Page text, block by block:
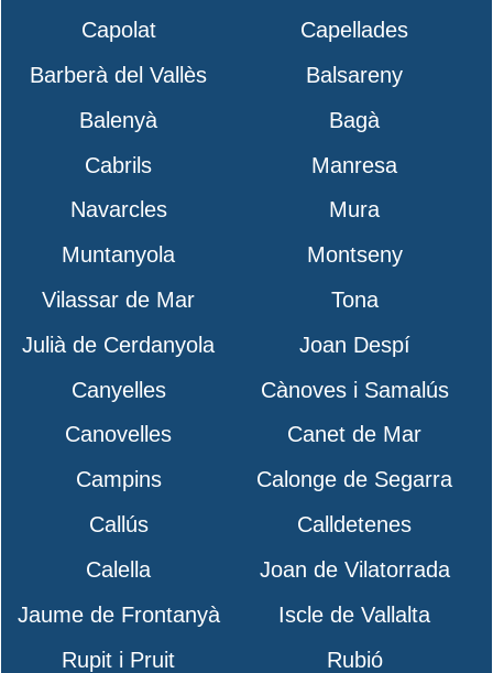
Capolat
Capellades
Barberà del Vallès
Balsareny
Balenyà
Bagà
Cabrils
Manresa
Navarcles
Mura
Muntanyola
Montseny
Vilassar de Mar
Tona
Julià de Cerdanyola
Joan Despí
Canyelles
Cànoves i Samalús
Canovelles
Canet de Mar
Campins
Calonge de Segarra
Callús
Calldetenes
Calella
Joan de Vilatorrada
Jaume de Frontanyà
Iscle de Vallalta
Rupit i Pruit
Rubió